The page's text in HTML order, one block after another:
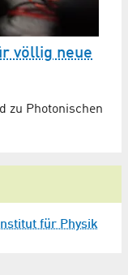
völlig neue
zu Photonischen
für Physik